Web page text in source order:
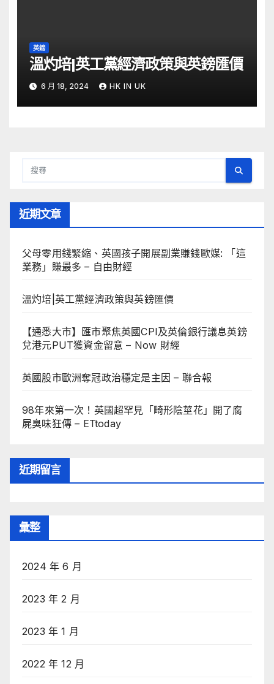
英鎊
溫灼培|英工黨經濟政策與英鎊匯價
6 月 18, 2024 HK IN UK
近期文章
父母零用錢緊縮、英國孩子開展副業賺錢歐媒: 「這
業務」賺最多 – 自由財經
溫灼培|英工黨經濟政策與英鎊匯價
【通悉大市】匯市聚焦英國CPI及英倫銀行議息英鎊
兌港元PUT獲資金留意 – Now 財經
英國股市歐洲奪冠政治穩定是主因 – 聯合報
98年來第一次！英國超罕見「畸形陰莖花」開了腐
屍臭味狂傳 – ETtoday
近期留言
彙整
2024 年 6 月
2023 年 2 月
2023 年 1 月
2022 年 12 月